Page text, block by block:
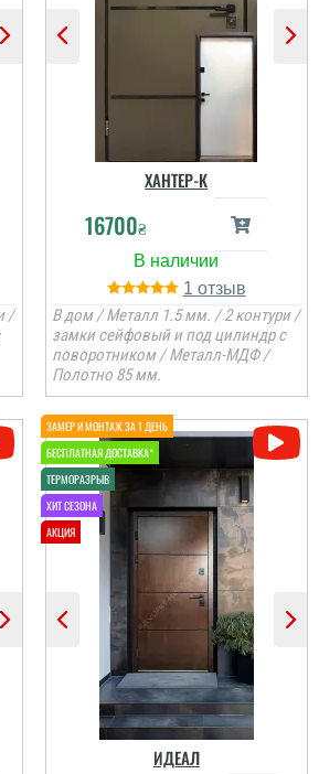
/
ХАНТЕР-К
16700₴
1
В дом / Металл 1.5 мм. / 2 контури /
замки сейфовый и под цилиндр с
поворотником / Металл-МДФ /
Полотно 85 мм.
ИДЕАЛ